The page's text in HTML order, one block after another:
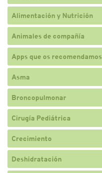
Alimentación y Nutrición
Animales de compañía
Apps que os recomendamos
Asma
Broncopulmonar
Cirugía Pediátrica
Crecimiento
Deshidratación